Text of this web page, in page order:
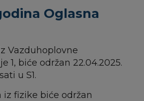
Oglasna
Vazduhoplovne
1, biće održan 22.04.2025.
u S1.
iz fizike biće održan